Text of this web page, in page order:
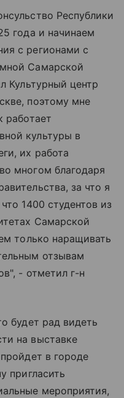
Республики
года и начинаем
с регионами с
Самарской
Культурный центр
поэтому мне
работает
культуры в
их работа
многом благодаря
за что я
1400 студентов из
Самарской
только наращивать
отзывам
- отметил г-н
будет рад видеть
на выставке
в городе
пригласить
мероприятия,